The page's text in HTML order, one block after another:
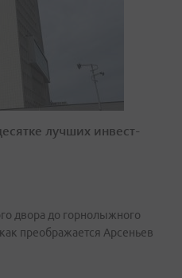
лучших инвест-
двора до горнолыжного
преображается Арсеньев